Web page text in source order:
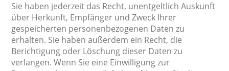
Sie haben jederzeit das Recht, unentgeltlich Auskunft
über Herkunft, Empfänger und Zweck Ihrer
gespeicherten personenbezogenen Daten zu
erhalten. Sie haben außerdem ein Recht, die
Berichtigung oder Löschung dieser Daten zu
verlangen. Wenn Sie eine Einwilligung zur